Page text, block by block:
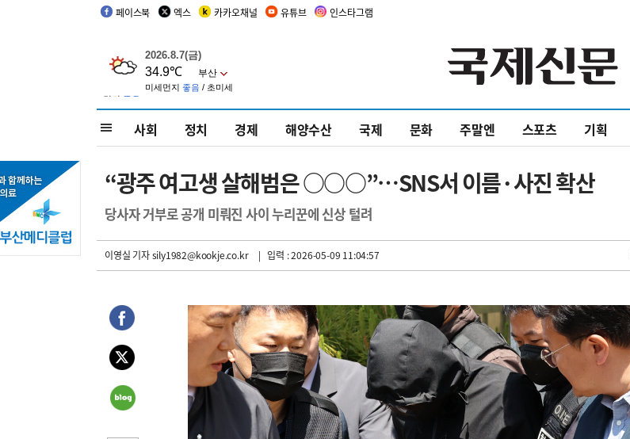
페이스북 엑스 카카오채널 유튜브 인스타그램
사회 정치 경제 해양수산 국제 문화 주말엔 스포츠 기획
“광주 여고생 살해범은 ○○○”…SNS서 이름·사진 확산
당사자 거부로 공개 미뤄진 사이 누리꾼에 신상 털려
이영실 기자sily1982@kookje.co.kr | 입력 : 2026-05-09 11:04:57